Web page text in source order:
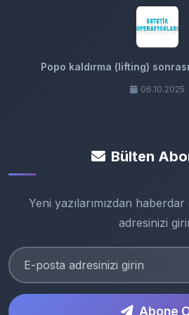
Popo kaldırma (lifting)
06.10.2025
Bülten
Yeni yazılarımızdan
adresinizi
Abone